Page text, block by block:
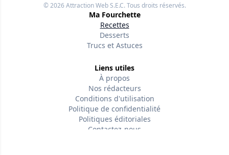
© 2026Attraction Web S.E.C.Tous droits réservés.
Ma Fourchette
Recettes
Desserts
Trucs et Astuces
Liens utiles
À propos
Nos rédacteurs
Conditions d'utilisation
Politique de confidentialité
Politiques éditoriales
Contactez-nous